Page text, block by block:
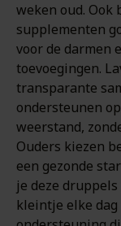
weken oud. Ook
supplementen
voor de darmen
toevoegingen.
transparante
ondersteunen
weerstand,
Ouders kiezen
een gezonde
je deze
kleintje elke